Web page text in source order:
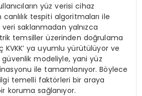
yüz verisi cihaz
tespiti algoritmaları ile
saklanmadan yalnızca
temsiller üzerinden doğrulama
KVKK’ ya uyumlu yürütülüyor ve
güvenlik modeliyle, yani yüz
ile tamamlanıyor. Böylece
temelli faktörleri bir araya
koruma sağlanıyor.